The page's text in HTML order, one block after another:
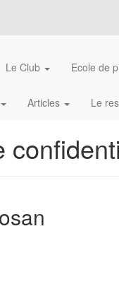
Le Club Ecole de
Articles Le